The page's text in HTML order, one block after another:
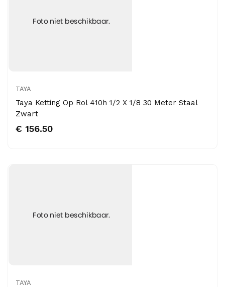
TAYA
Taya Ketting Op Rol 410h 1/2 X 1/8 30 Meter Staal
Zwart
€ 156.50
TAYA